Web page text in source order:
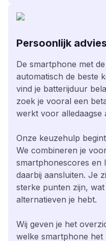
Persoonlijk
De smartphone met
automatisch de beste
vind je batterijduur
zoek je vooral een
werkt voor alledaagse
Onze keuzehulp
We combineren je
smartphonescores en
daarbij aansluiten. Je
sterke punten zijn,
alternatieven je hebt.
Wij geven je het
welke smartphone het